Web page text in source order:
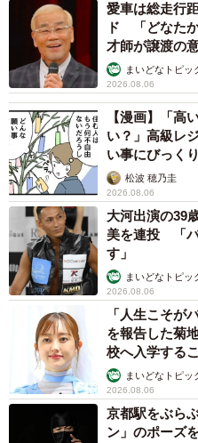
愛車は総走行
ド 「どなた
才師が譲渡の
まいどなトピッ
2026.08.06
【漫画】「高
い？」高級レ
い事にびっく
松波 穂乃圭
2026.08.06
大河出演の39
美を連投 「バ
す」
まいどなトピッ
2026.08.06
「人生こそが
を報告した菊
校へ入学する
まいどなトピッ
2026.08.06
京都駅をぶら
ン」のポーズ